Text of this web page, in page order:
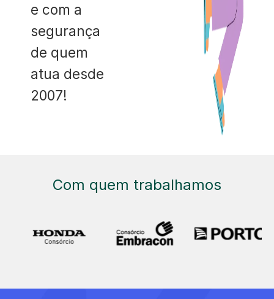
e com a
segurança
de quem
atua desde
2007!
Com quem trabalhamos